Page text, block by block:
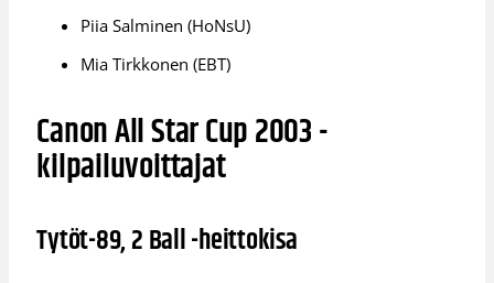
Piia Salminen (HoNsU)
Mia Tirkkonen (EBT)
Canon All Star Cup 2003 -
kilpailuvoittajat
Tytöt-89, 2 Ball -heittokisa